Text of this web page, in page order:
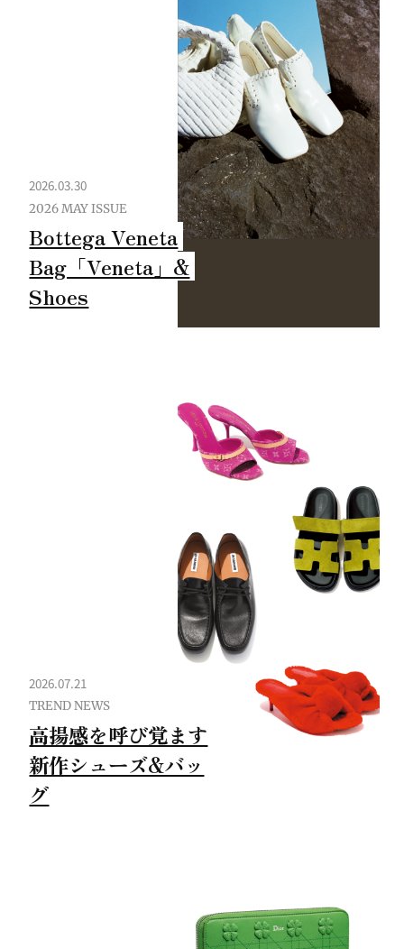
2026.03.30
2026 MAY ISSUE
Bottega Veneta
Bag「Veneta」&
Shoes
2026.07.21
TREND NEWS
高揚感を呼び覚ます
新作シューズ&バッ
グ